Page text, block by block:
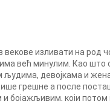
изливати на род
већ минулим. Као
девојкама и
грешне а после
бојажљивим, који потом